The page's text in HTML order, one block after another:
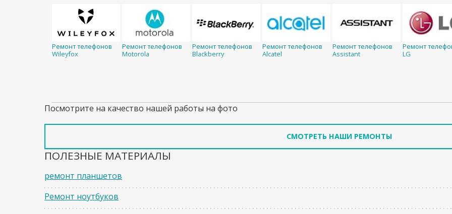
Ремонт телефонов
Wileyfox
Ремонт телефонов
Motorola
Ремонт телефонов
Blackberry
Ремонт телефонов
Alcatel
Ремонт телефонов
Assistant
Ремонт
LG
Посмотрите на качество нашей работы на фото
СМОТРЕТЬ НАШИ РЕМОНТЫ
ПОЛЕЗНЫЕ МАТЕРИАЛЫ
ремонт планшетов
Ремонт ноутбуков